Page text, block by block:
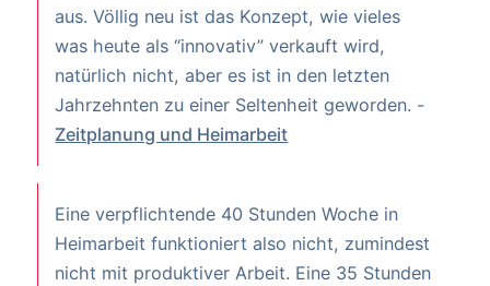
aus. Völlig neu ist das Konzept, wie vieles
was heute als “innovativ” verkauft wird,
natürlich nicht, aber es ist in den letzten
Jahrzehnten zu einer Seltenheit geworden. -
Zeitplanung und Heimarbeit
Eine verpflichtende 40 Stunden Woche in
Heimarbeit funktioniert also nicht, zumindest
nicht mit produktiver Arbeit. Eine 35 Stunden